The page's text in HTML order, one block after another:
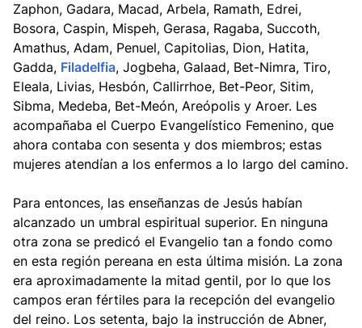
Zaphon, Gadara, Macad, Arbela, Ramath, Edrei,
Bosora, Caspin, Mispeh, Gerasa, Ragaba, Succoth,
Amathus, Adam, Penuel, Capitolias, Dion, Hatita,
Gadda, Filadelfia, Jogbeha, Galaad, Bet-Nimra, Tiro,
Eleala, Livias, Hesbón, Callirrhoe, Bet-Peor, Sitim,
Sibma, Medeba, Bet-Meón, Areópolis y Aroer. Les
acompañaba el Cuerpo Evangelístico Femenino, que
ahora contaba con sesenta y dos miembros; estas
mujeres atendían a los enfermos a lo largo del camino.
Para entonces, las enseñanzas de Jesús habían
alcanzado un umbral espiritual superior. En ninguna
otra zona se predicó el Evangelio tan a fondo como
en esta región pereana en esta última misión. La zona
era aproximadamente la mitad gentil, por lo que los
campos eran fértiles para la recepción del evangelio
del reino. Los setenta, bajo la instrucción de Abner,